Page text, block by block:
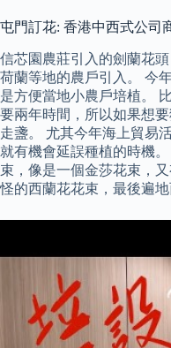
屯門訂花: 香港中西式公司
信芯園農莊引入的劍蘭花
荷蘭等地的農戶引入。 今
是方便當地小農戶培植。
要兩年時間，所以如果想
走盞。 尤其今年海上貿易
就有機會延誤種植的時機
束，像是一個金莎花束，
怪的西蘭花花束，最後遍地